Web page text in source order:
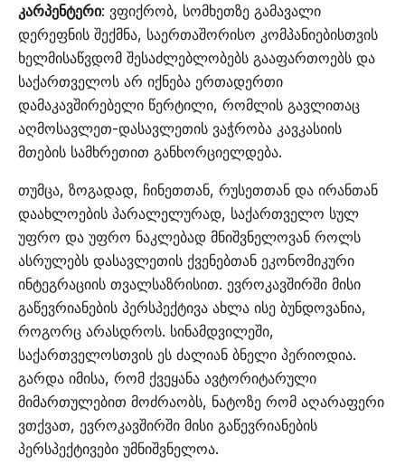
კარპენტერი: ვფიქრობ, სომხეთზე გამავალი
დერეფნის შექმნა, საერთაშორისო კომპანიებისთვის
ხელმისაწვდომ შესაძლებლობებს გააფართოებს და
საქართველოს არ იქნება ერთადერთი
დამაკავშირებელი წერტილი, რომლის გავლითაც
აღმოსავლეთ-დასავლეთის ვაჭრობა კავკასიის
მთების სამხრეთით განხორციელდება.
თუმცა, ზოგადად, ჩინეთთან, რუსეთთან და ირანთან
დაახლოების პარალელურად, საქართველო სულ
უფრო და უფრო ნაკლებად მნიშვნელოვან როლს
ასრულებს დასავლეთის ქვენებთან ეკონომიკური
ინტეგრაციის თვალსაზრისით. ევროკავშირში მისი
გაწევრიანების პერსპექტივა ახლა ისე ბუნდოვანია,
როგორც არასდროს. სინამდვილეში,
საქართველოსთვის ეს ძალიან ბნელი პერიოდია.
გარდა იმისა, რომ ქვეყანა ავტორიტარული
მიმართულებით მოძრაობს, ნატოზე რომ აღარაფერი
ვთქვათ, ევროკავშირში მისი გაწევრიანების
პერსპექტივები უმნიშვნელოა.